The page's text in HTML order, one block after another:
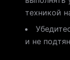
техникой
и не